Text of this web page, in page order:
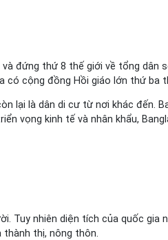
đứng thứ 8 thế giới về tổng
có cộng đồng Hồi giáo lớn thứ ba
lại là dân di cư từ nơi khác
vọng kinh tế và nhân khẩu,
Tuy nhiên diện tích của quốc
thị, nông thôn.